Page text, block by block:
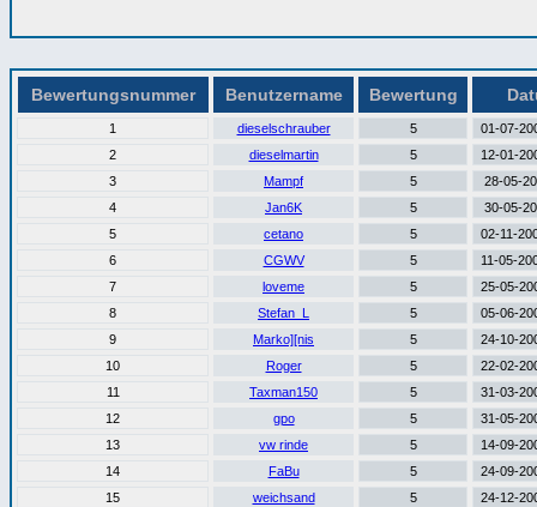
Bewertungsnummer Benutzername Bewertung
1 dieselschrauber 5
01-07-
2
dieselmartin 5
12-01-
3
Mampf 5
28-05-
4
Jan6K 5
30-05-
5
cetano 5
02-11-
6
CGWV 5
11-05-
7
loveme 5
25-05-
8
Stefan_L 5
05-06-
9
Marko][nis 5
24-10-
10
Roger 5
22-02-
11
Taxman150 5
31-03-
12
gpo 5
31-05-
13
vw rinde 5
14-09-
14
FaBu 5
24-09-
15
weichsand 5
24-12-